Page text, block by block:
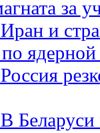
за
Иран и
Россия
В